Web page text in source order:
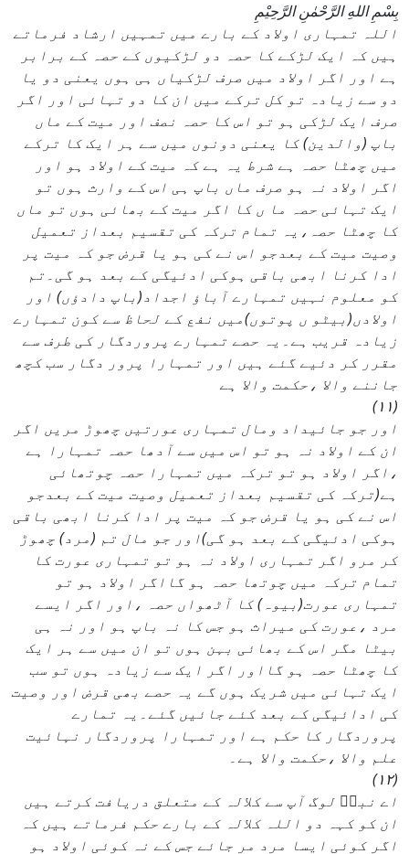
بِسْمِ اللهِ الرَّحْمٰنِ الرَّحِيْمِ
اللہ تمہاری اولاد کے بارے میں تمہیں ارشاد فرماتے
ہیں کہ ایک لڑکے کا حصہ دو لڑکیوں کے حصہ کے برابر
ہے اور اگر اولاد میں صرف لڑکیاں ہی ہوں یعنی دو یا
دو سے زیادہ تو کل ترکے میں ان کا دو تہائی اور اگر
صرف ایک لڑکی ہو تو اس کا حصہ نصف اور میت کے ماں
باپ (والدین) کا یعنی دونوں میں سے ہر ایک کا ترکے
میں چھٹا حصہ ہے شرط یہ ہے کہ میت کے اولاد ہو اور
اگر اولاد نہ ہو صرف ماں باپ ہی اس کے وارث ہوں تو
ایک تہائی حصہ ما ں کا اگر میت کے بھائی ہوں تو ماں
کا چھٹا حصہ،یہ تمام ترکہ کی تقسیم بعداز تعمیل
وصیت میت کے بعدجو اس نے کی ہو یا قرض جو کہ میت پر
ادا کرنا ابھی باقی ہوکی ادئیگی کے بعد ہو گی۔تم
کو معلوم نہیں تمہارے آباؤ اجداد(باپ دادؤں) اور
اولادں(بیٹو ں پوتوں)میں نفع کے لحاظ سے کون تمہارے
زیادہ قریب ہے۔یہ حصے تمہارے پروردگار کی طرف سے
مقرر کر دئیے گئے ہیں اور تمہارا پرور دگار سب کچھ
جاننے والا ،حکمت والا ہے
(۱۱)
اور جو جائیداد ومال تمہاری عورتیں چھوڑ مریں اگر
ان کے اولاد نہ ہو تو اس میں سے آدھا حصہ تمہارا ہے
،اگر اولاد ہو تو ترکہ میں تمہارا حصہ چوتھائی
ہے(ترکہ کی تقسیم بعداز تعمیل وصیت میت کے بعدجو
اس نے کی ہو یا قرض جو کہ میت پر ادا کرنا ابھی باقی
ہوکی ادئیگی کے بعد ہو گی)اور جو مال تم (مرد) چھوڑ
کر مرو اگر تمہاری اولاد نہ ہو تو تمہاری عورت کا
تمام ترکہ میں چوتھا حصہ ہو گااگر اولاد ہو تو
تمہاری عورت(بیوہ) کا آٹھواں حصہ ،اور اگر ایسے
مرد ،عورت کی میراث ہو جس کا نہ باپ ہو اور نہ ہی
بیٹا مگر اس کے بھائی بہن ہوں تو ان میں سے ہر ایک
کا چھٹا حصہ ہو گااور اگر ایک سے زیادہ ہوں تو سب
ایک تہائی میں شریک ہوں گے یہ حصے بھی قرض اور وصیت
کی ادائیگی کے بعد کئے جائیں گئے۔یہ تمارے
پروردگار کا حکم ہے اور تمہارا پروردگار نہائیت
علم والا ،حکمت والا ہے۔
(۱۲)
اے نبیؐ لوگ آپ سے کلالہ کے متعلق دریافت کرتے ہیں
ان کو کہہ دو اللہ کلالہ کے بارے حکم فرماتے ہیں کہ
اگر کوئی ایسا مرد مر جائے جس کے نہ کوئی اولاد ہو